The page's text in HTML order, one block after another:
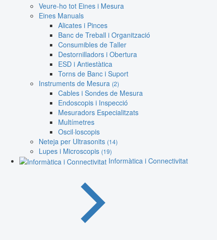
Veure-ho tot Eines i Mesura
Eines Manuals
Alicates i Pinces
Banc de Treball i Organització
Consumibles de Taller
Destornilladors i Obertura
ESD i Antiestàtica
Torns de Banc i Suport
Instruments de Mesura (2)
Cables i Sondes de Mesura
Endoscopis i Inspecció
Mesuradors Especialitzats
Multímetres
Oscil·loscopis
Neteja per Ultrasonits (14)
Lupes i Microscopis (19)
Informàtica i Connectivitat